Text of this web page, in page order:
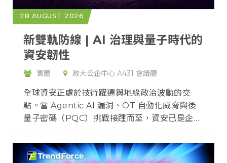
28 AUGUST 2026
新雙軌防線 | AI 治理與量子時代的
資安韌性
實體 政大公企中心 A431 會議廳
全球資安正處於技術躍遷與地緣政治波動的交
點。當 Agentic AI 漏洞、OT 自動化威脅與後
量子密碼（PQC）挑戰接踵而至，資安已是企業
「新雙軌防線」，從AI主動治理與硬體信任安全
出發，協助企業升級防禦、鍛造營運韌性，精準